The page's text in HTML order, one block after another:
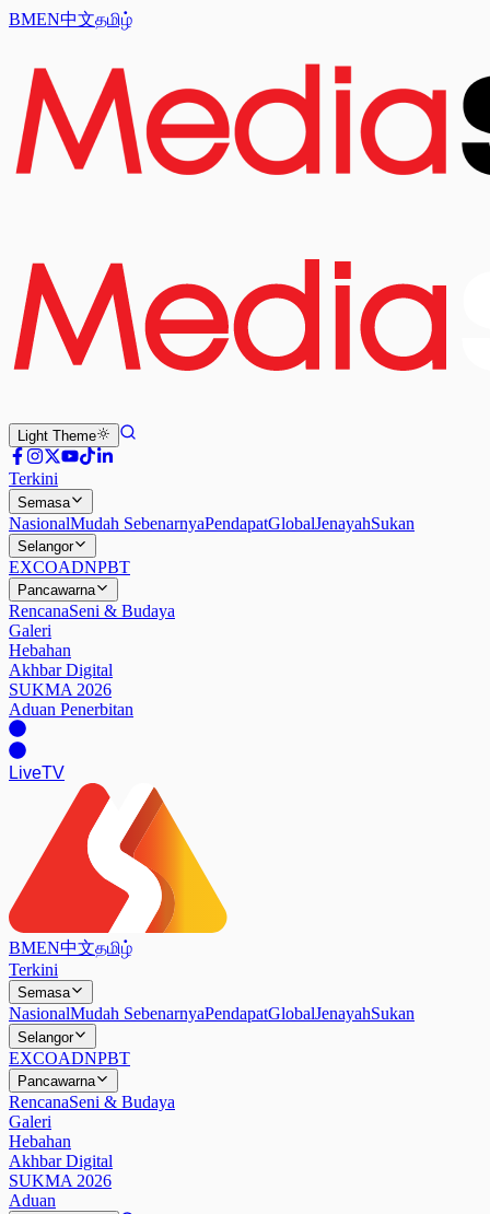
BMEN中文தமிழ்
Light Theme
Terkini
Semasa
NasionalMudah SebenarnyaPendapatGlobalJenayahSukan
Selangor
EXCOADNPBT
Pancawarna
RencanaSeni & Budaya
Galeri
Hebahan
Akhbar Digital
SUKMA 2026
Aduan Penerbitan
LiveTV
BMEN中文தமிழ்
Terkini
Semasa
NasionalMudah SebenarnyaPendapatGlobalJenayahSukan
Selangor
EXCOADNPBT
Pancawarna
RencanaSeni & Budaya
Galeri
Hebahan
Akhbar Digital
SUKMA 2026
Aduan